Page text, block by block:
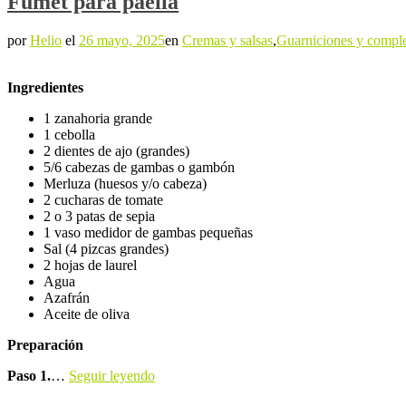
porHelio el 26 mayo, 2025en Cremas y salsas,Guarniciones y
Ingredientes
1 zanahoria grande
1 cebolla
2 dientes de ajo (grandes)
5/6 cabezas de gambas o gambón
Merluza (huesos y/o cabeza)
2 cucharas de tomate
2 o 3 patas de sepia
1 vaso medidor de gambas pequeñas
Sal (4 pizcas grandes)
2 hojas de laurel
Agua
Azafrán
Aceite de oliva
Preparación
Paso 1.… Seguir leyendo